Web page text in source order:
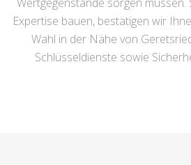
Expertise bauen, bestätigen wir
Wahl in der Nähe von
Schlüsseldienste sowie